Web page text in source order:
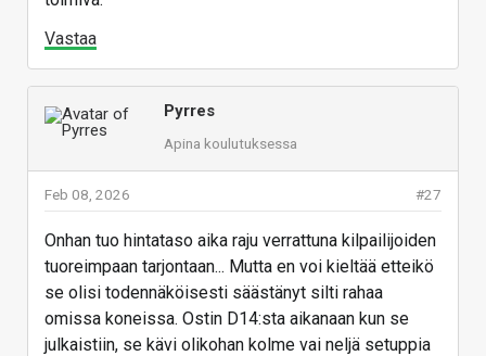
Vastaa
Pyrres
Apina koulutuksessa
#27
Feb 08, 2026
Onhan tuo hintataso aika raju verrattuna kilpailijoiden
tuoreimpaan tarjontaan... Mutta en voi kieltää etteikö
se olisi todennäköisesti säästänyt silti rahaa
omissa koneissa. Ostin D14:sta aikanaan kun se
julkaistiin, se kävi olikohan kolme vai neljä setuppia